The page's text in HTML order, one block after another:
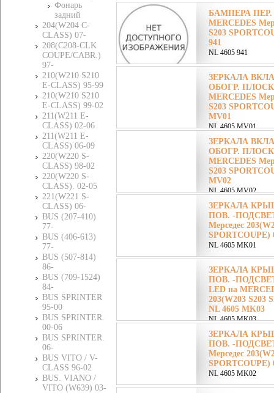
Фонарь
задний
204(W204 C-
CLASS) 07-
208(C208-CLK
COUPE/CABR.)
97-
210(W210 S210
E-CLASS) 95-99
210(W210 S210
E-CLASS) 99-02
211(W211 E-
CLASS) 02-06
211(W211 E-
CLASS) 06-09
220(W220 S-
CLASS) 98-02
220(W220 S-
CLASS). 02-05
221(W221 S-
CLASS) 06-
BUS (207-410)
77-
BUS (406-613)
77-
BUS (507-814)
86-
BUS (709-1524)
84-
BUS SPRINTER
95-00
BUS SPRINTER.
00-06
BUS SPRINTER.
06-
BUS VITO / V-
CLASS 96-02
BUS. VIANO /
VITO (W639) 03-
БАМПЕРА ПЕР.
MERCEDES
S203
941
NL 4605 941
ЗЕРКАЛА
ОБОГР.
MERCEDES
S203
MV01
NL 4605 MV01
ЗЕРКАЛА
ОБОГР.
MERCEDES
S203
MV02
NL 4605 MV02
ЗЕРКАЛА
ПОВ. -
Мерседес
SPORTCOUPE)
NL 4605 MK01
ЗЕРКАЛА
ПОВ. -
LED на
203(W203 S203
NL 4605 MK03
NL 4605 MK03
ЗЕРКАЛА
ПОВ. -
Мерседес
SPORTCOUPE)
NL 4605 MK02